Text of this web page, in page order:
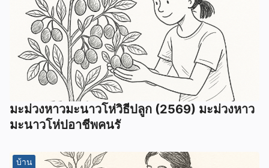
มะม่วงหาวมะนาวโห่วิธีปลูก (2569) มะม่วงหาว
มะนาวโห่ปอาชีพคนรั
บ้าน